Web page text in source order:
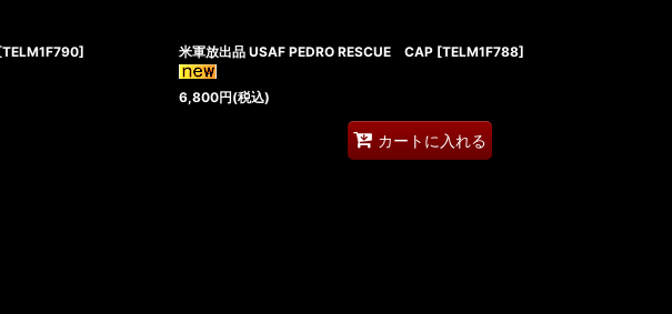
TELM1F790] 米軍放出品 USAF PEDRO RESCUE CAP [TELM1F788]
6,800円(税込)
カートに入れる